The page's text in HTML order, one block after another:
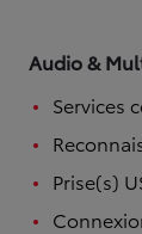
Audio &
Services
Prise(s)